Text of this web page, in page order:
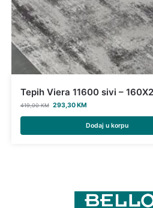
Tepih Viera 11600 sivi –
419,00KM 293,30KM
Dodaj u korpu